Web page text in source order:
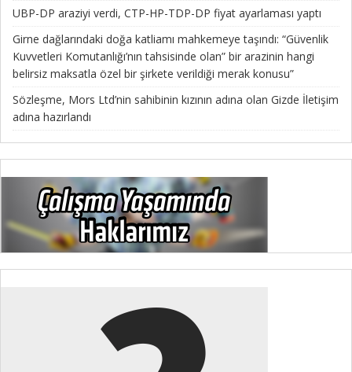
UBP-DP araziyi verdi, CTP-HP-TDP-DP fiyat ayarlaması yaptı
Girne dağlarındaki doğa katliamı mahkemeye taşındı: “Güvenlik
Kuvvetleri Komutanlığı’nın tahsisinde olan” bir arazinin hangi
belirsiz maksatla özel bir şirkete verildiği merak konusu”
Sözleşme, Mors Ltd’nin sahibinin kızının adına olan Gizde İletişim
adına hazırlandı